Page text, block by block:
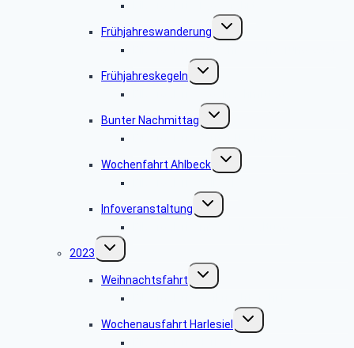
Frühjahreswanderung
Untermenü
umschalten
Frühjahreskegeln
Untermenü
umschalten
Bunter Nachmittag
Untermenü
umschalten
Wochenfahrt Ahlbeck
Untermenü
umschalten
Infoveranstaltung
Untermenü
umschalten
2023
Untermenü
umschalten
Weihnachtsfahrt
Untermenü
umschalten
Wochenausfahrt Harlesiel
Untermenü
umschalten